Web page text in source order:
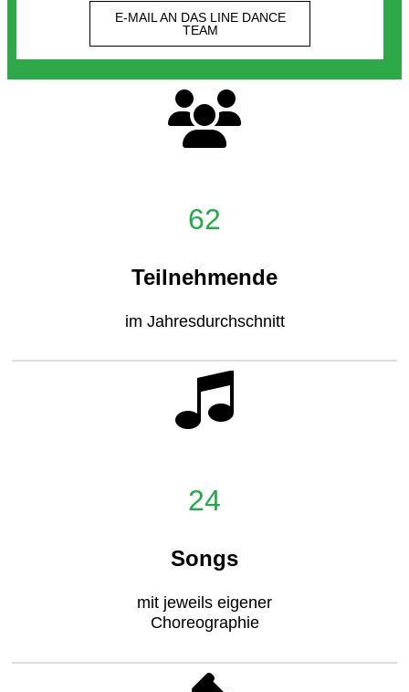
E-MAIL AN DAS LINE DANCE
TEAM
62
Teilnehmende
im Jahresdurchschnitt
24
Songs
mit jeweils eigener
Choreographie